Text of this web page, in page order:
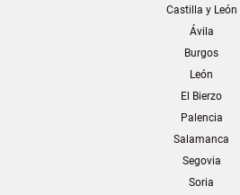
Castilla y León
Ávila
Burgos
León
El Bierzo
Palencia
Salamanca
Segovia
Soria